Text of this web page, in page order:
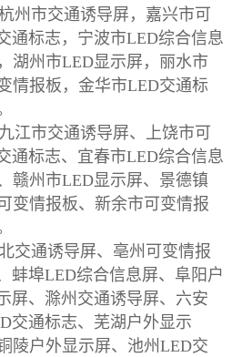
州市交通诱导屏，嘉兴市可
通标志，宁波市LED综合信息
湖州市LED显示屏，丽水市
情报板，金华市LED交通标
江市交通诱导屏、上饶市可
通标志、宜春市LED综合信息
赣州市LED显示屏、景德镇
变情报板、新余市可变情报
交通诱导屏、亳州可变情报
蚌埠LED综合信息屏、阜阳户
屏、滁州交通诱导屏、六安
交通标志、芜湖户外显示
陵户外显示屏、池州LED交